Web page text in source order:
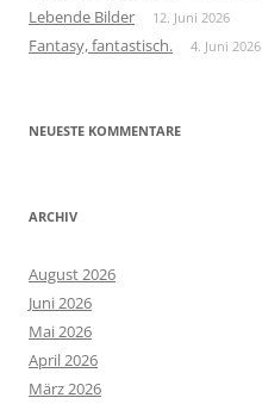
Lebende Bilder 12. Juni 2026
Fantasy, fantastisch. 4. Juni 2026
NEUESTE KOMMENTARE
ARCHIV
August 2026
Juni 2026
Mai 2026
April 2026
März 2026